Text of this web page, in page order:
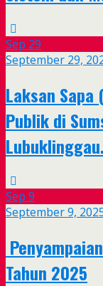
Sep 29
September 29,
Laksan
Publik di
Lubuklinggau.
Sep 9
September 9,
Tahun 2025